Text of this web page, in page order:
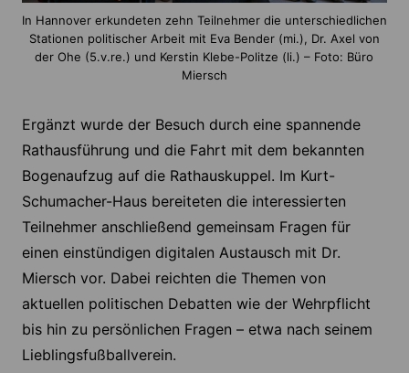
In Hannover erkundeten zehn Teilnehmer die unterschiedlichen
Stationen politischer Arbeit mit Eva Bender (mi.), Dr. Axel von
der Ohe (5.v.re.) und Kerstin Klebe-Politze (li.) – Foto: Büro
Miersch
Ergänzt wurde der Besuch durch eine spannende
Rathausführung und die Fahrt mit dem bekannten
Bogenaufzug auf die Rathauskuppel. Im Kurt-
Schumacher-Haus bereiteten die interessierten
Teilnehmer anschließend gemeinsam Fragen für
einen einstündigen digitalen Austausch mit Dr.
Miersch vor. Dabei reichten die Themen von
aktuellen politischen Debatten wie der Wehrpflicht
bis hin zu persönlichen Fragen – etwa nach seinem
Lieblingsfußballverein.